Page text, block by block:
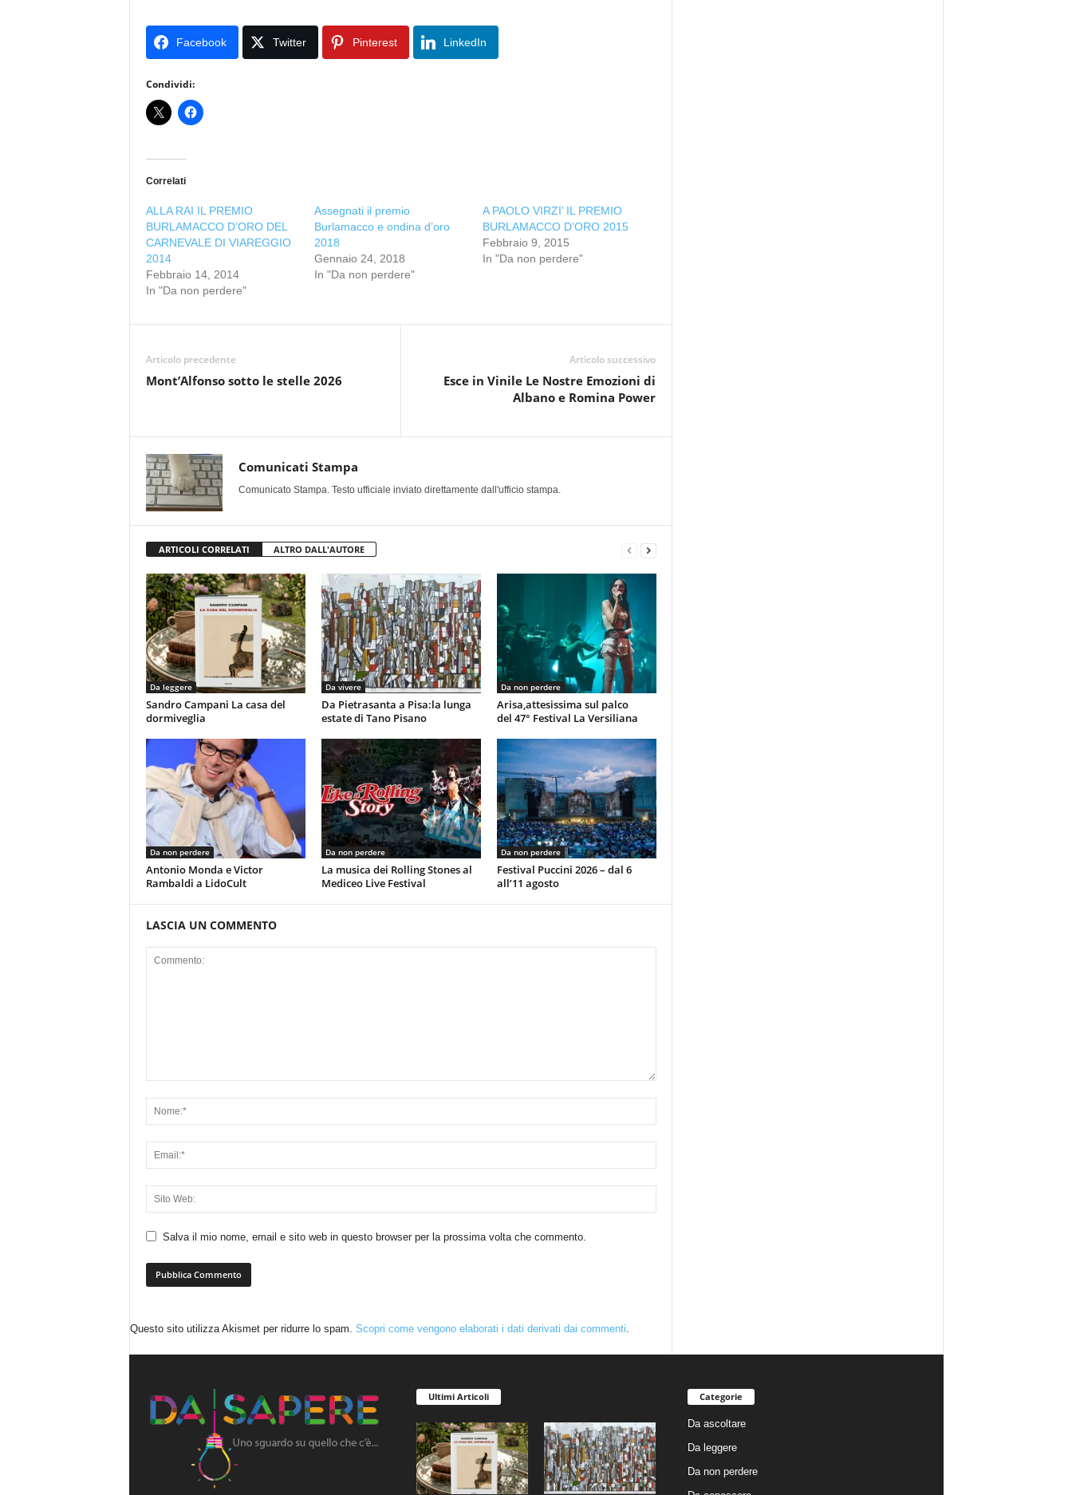
Facebook Twitter Pinterest LinkedIn
Condividi:
Correlati
ALLA RAI IL PREMIO
BURLAMACCO D’ORO DEL
CARNEVALE DI VIAREGGIO
2014
Febbraio 14, 2014
In "Da non perdere"
Assegnati il premio
Burlamacco e ondina d’oro
2018
Gennaio 24, 2018
In "Da non perdere"
A PAOLO VIRZI’ IL PREMIO
BURLAMACCO D’ORO 2015
Febbraio 9, 2015
In "Da non perdere"
Articolo precedente
Mont’Alfonso sotto le stelle 2026
Articolo successivo
Esce in Vinile Le Nostre Emozioni di
Albano e Romina Power
Comunicati Stampa
Comunicato Stampa. Testo ufficiale inviato direttamente dall'ufficio stampa.
ARTICOLI CORRELATI ALTRO DALL'AUTORE
Da leggere
Sandro Campani La casa del
dormiveglia
Da vivere
Da Pietrasanta a Pisa:la lunga
estate di Tano Pisano
Da non perdere
Arisa,attesissima sul palco
del 47° Festival La Versiliana
Da non perdere
Antonio Monda e Victor
Rambaldi a LidoCult
Da non perdere
La musica dei Rolling Stones al
Mediceo Live Festival
Da non perdere
Festival Puccini 2026 – dal 6
all’11 agosto
LASCIA UN COMMENTO
Salva il mio nome, email e sito web in questo browser per la prossima volta che commento.
Questo sito utilizza Akismet per ridurre lo spam. Scopri come vengono elaborati i dati derivati dai commenti.
Ultimi Articoli Categorie
Da ascoltare
Da leggere
Da non perdere